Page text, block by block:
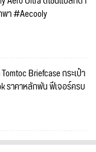
า #Aecooly
Briefcase กระเป๋า
ราคาหลักพัน ฟีเจอร์ครบ